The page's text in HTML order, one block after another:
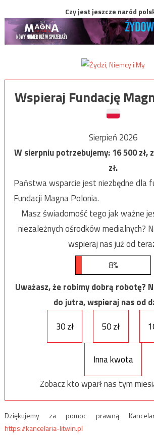
Czy jest jeszcze naród
Wspieraj Fundację
Sierpień 2026
W sierpniu potrzebujemy:16 500zł,
zł.
Państwa wsparcie jest niezbędne dla
Fundacji Magna Polonia.
Masz świadomość tego jak ważne
niezależnych ośrodków medialnych?
wspieraj nas już od
8%
Uważasz, że robimy dobrą robotę?
do jutra, wspieraj nas od
30 zł
50 zł
Inna kwota
Zobacz kto wparł nas tym
Dziękujemy za pomoc prawną
https://kancelaria-litwin.pl